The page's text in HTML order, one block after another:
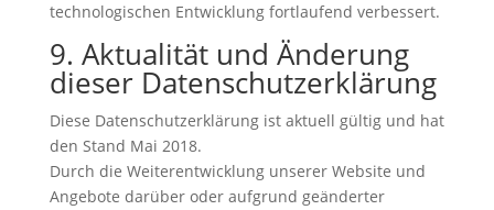
technologischen Entwicklung fortlaufend verbessert.
9. Aktualität und Änderung
dieser Datenschutzerklärung
Diese Datenschutzerklärung ist aktuell gültig und hat
den Stand Mai 2018.
Durch die Weiterentwicklung unserer Website und
Angebote darüber oder aufgrund geänderter